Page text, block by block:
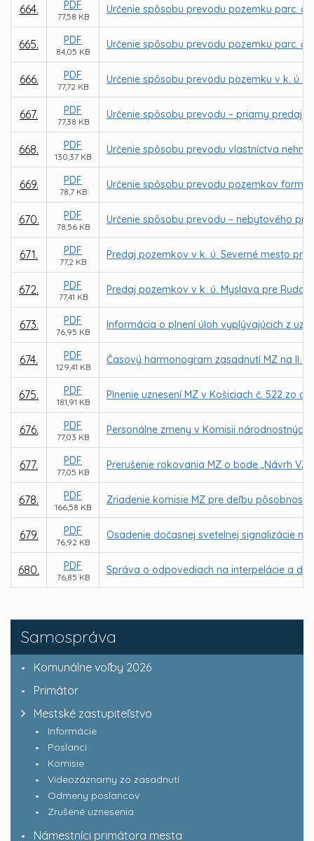
Samospráva
Komunálne voľby 2026
Primátor
Mestské zastupiteľstvo
Informácie
Poslanci
Komisie
Videozáznamy zo zasadnutí
Odmeny poslancov
Zrušené uznesenia
Námestníci primátora mesta
664. PDF
77,58 KB
Určenie spôsobu prevodu pozemku parc.
665. PDF
84,05 KB
Určenie spôsobu prevodu pozemku parc.
666. PDF
77,72 KB
Určenie spôsobu prevodu pozemku v k. ú.
667. PDF
77,38 KB
Určenie spôsobu prevodu – priamy predaj
668. PDF
130,37 KB
Určenie spôsobu prevodu vlastníctva
669. PDF
78,7 KB
Určenie spôsobu prevodu pozemkov
670. PDF
78,56 KB
Určenie spôsobu prevodu – nebytového
671. PDF
77,2 KB
Predaj pozemkov v k. ú. Severné mesto pre
672. PDF
77,41 KB
Predaj pozemkov v k. ú. Myslava pre
673. PDF
76,95 KB
Informácia o plnení úloh vyplývajúcich z
674. PDF
129,41 KB
Časový harmonogram zasadnutí MZ na II.
675. PDF
181,91 KB
Plnenie uznesení MZ v Košiciach č. 522 zo
676. PDF
77,03 KB
Personálne zmeny v Komisii národnostných
677. PDF
77,05 KB
Prerušenie rokovania MZ o bode „Návrh
678. PDF
166,58 KB
Zriadenie komisie MZ pre deľbu pôsobností
679. PDF
76,92 KB
Osadenie dočasnej svetelnej signalizácie
680. PDF
76,85 KB
Správa o odpovediach na interpelácie a